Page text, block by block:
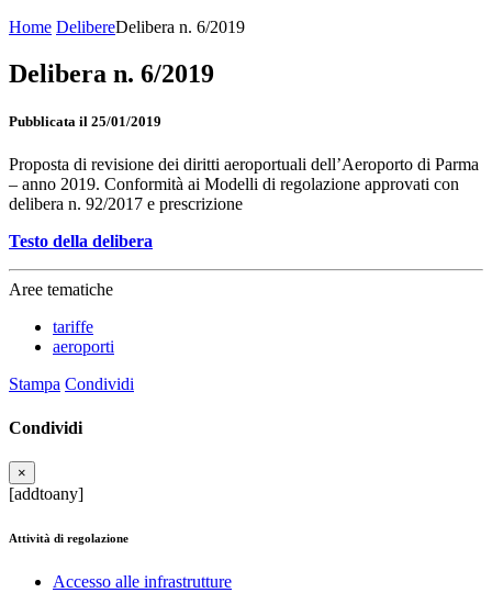
Home DelibereDelibera n. 6/2019
Delibera n. 6/2019
Pubblicata il 25/01/2019
Proposta di revisione dei diritti aeroportuali dell’Aeroporto di Parma
– anno 2019. Conformità ai Modelli di regolazione approvati con
delibera n. 92/2017 e prescrizione
Testo della delibera
Aree tematiche
tariffe
aeroporti
Stampa Condividi
Condividi
×
[addtoany]
Attività di regolazione
Accesso alle infrastrutture